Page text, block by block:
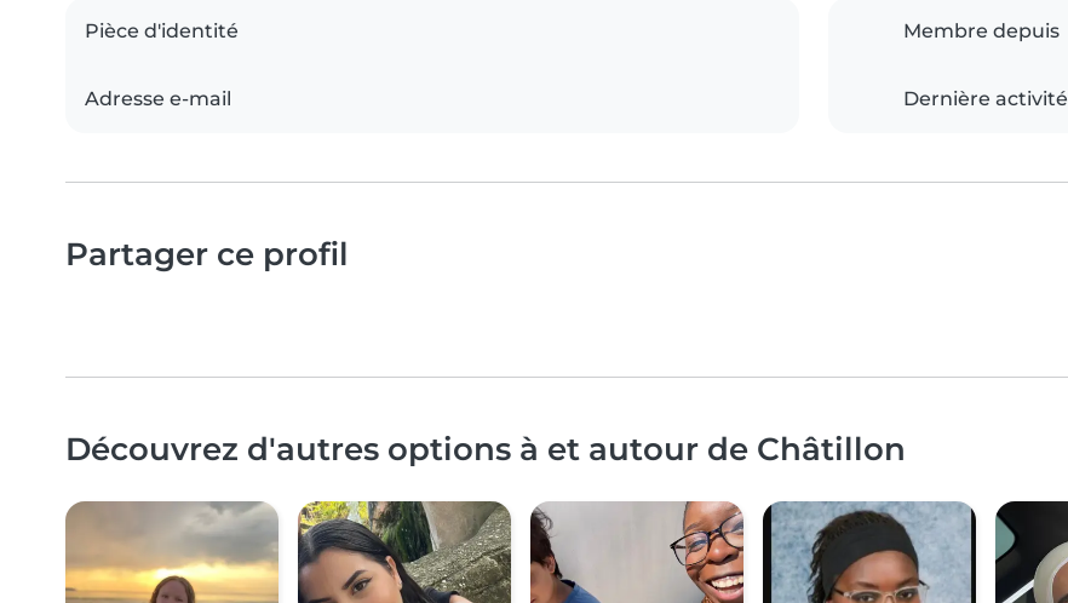
Pièce d'identité
Adresse e-mail
Membre depuis
Dernière activité
Partager ce profil
Découvrez d'autres options à et autour de Châtillon